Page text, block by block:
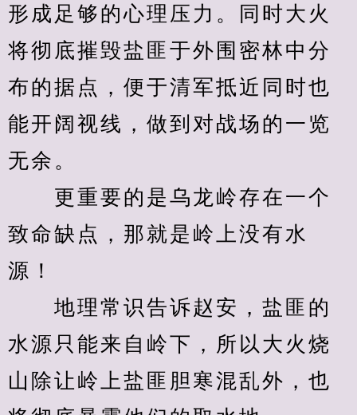
形成足够的心理压力。同时大火
将彻底摧毁盐匪于外围密林中分
布的据点，便于清军抵近同时也
能开阔视线，做到对战场的一览
无余。
更重要的是乌龙岭存在一个
致命缺点，那就是岭上没有水
源！
地理常识告诉赵安，盐匪的
水源只能来自岭下，所以大火烧
山除让岭上盐匪胆寒混乱外，也